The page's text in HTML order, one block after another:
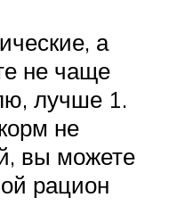
а
не чаще
лучше 1.
не
вы можете
рацион